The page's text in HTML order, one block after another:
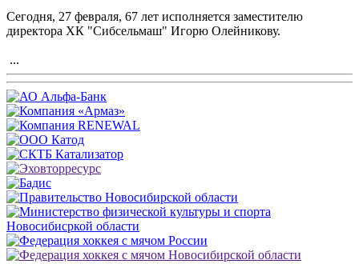
Сегодня, 27 февраля, 67 лет исполняется заместителю
директора ХК "Сибсельмаш" Игорю Олейникову.
...